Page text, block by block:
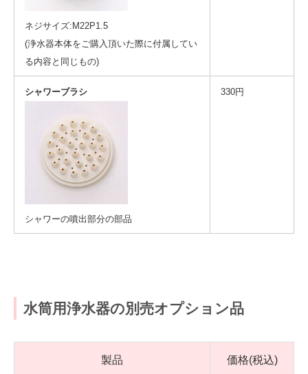
ネジサイズ:M22P1.5
(浄水器本体をご購入頂いた際に付属してい
る内容と同じもの)
シャワーブラシ
シャワーの噴出部分の部品
330円
水筒用浄水器の別売オプション品
製品 価格(税込)